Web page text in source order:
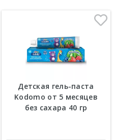
Детская гель-паста
Kodomo от 5 месяцев
без сахара 40 гр